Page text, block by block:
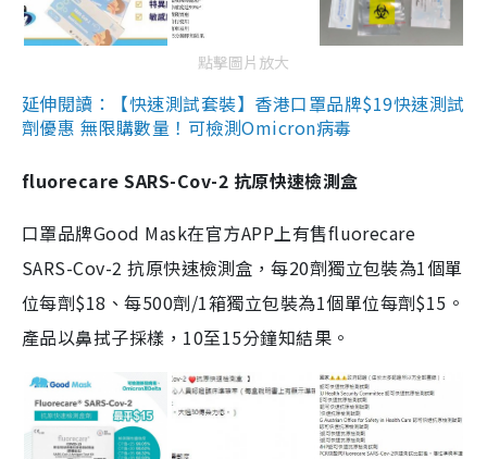
點擊圖片放大
延伸閱讀：【快速測試套裝】香港口罩品牌$19快速測試
劑優惠 無限購數量！可檢測Omicron病毒
fluorecare SARS-Cov-2 抗原快速檢測盒
口罩品牌Good Mask在官方APP上有售fluorecare
SARS-Cov-2 抗原快速檢測盒，每20劑獨立包裝為1個單
位每劑$18、每500劑/1箱獨立包裝為1個單位每劑$15。
產品以鼻拭子採樣，10至15分鐘知結果。